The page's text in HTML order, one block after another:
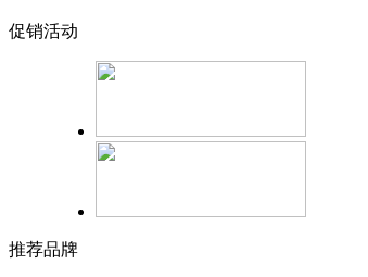
促销活动
推荐品牌